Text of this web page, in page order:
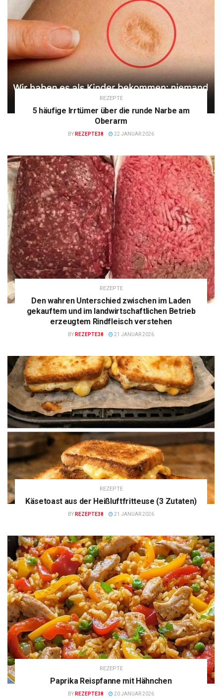
REZEPTE
5 häufige Irrtümer über die runde Narbe am
Oberarm
BY REZEPTE38 22 JANUAR 2026
REZEPTE
Den wahren Unterschied zwischen im Laden
gekauftem und im landwirtschaftlichen Betrieb
erzeugtem Rindfleisch verstehen
BY REZEPTE38 21 JANUAR 2026
REZEPTE
Käsetoast aus der Heißluftfritteuse (3 Zutaten)
BY REZEPTE38 21 JANUAR 2026
REZEPTE
Paprika Reispfanne mit Hähnchen
BY REZEPTE38 20 JANUAR 2026